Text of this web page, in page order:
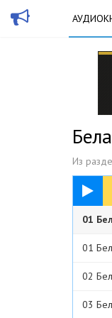
Из
11:39
01
01
02
03